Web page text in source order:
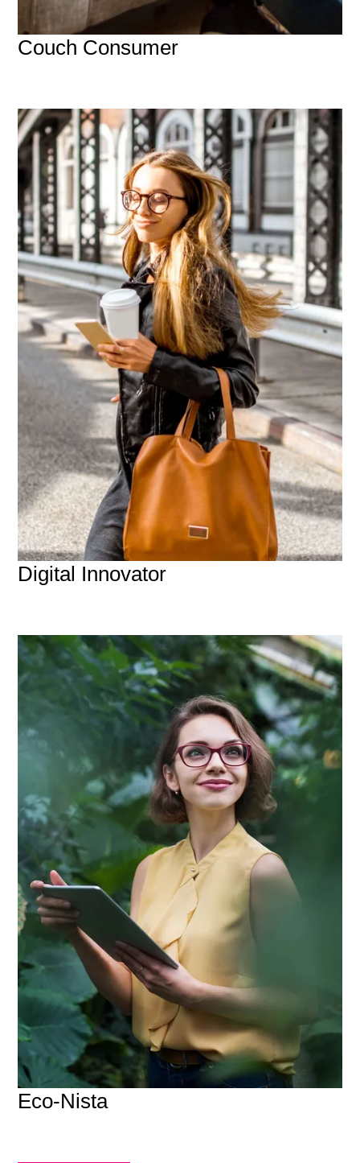
Couch Consumer
Digital Innovator
Eco-Nista